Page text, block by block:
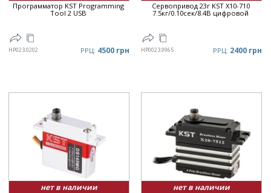
Программатор KST Programming
Tool 2 USB
HP023.0202 РРЦ: 4500 грн
Сервопривод 23г KST X10-710
7.5кг/0.10сек/8.4В цифровой
HP0023.9965 РРЦ: 2400 грн
нет в наличии нет в наличии